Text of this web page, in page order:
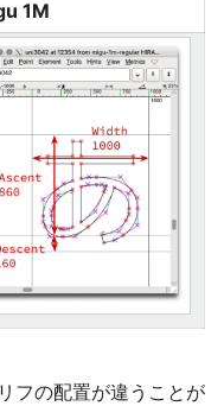
1M
フの配置が違うことが